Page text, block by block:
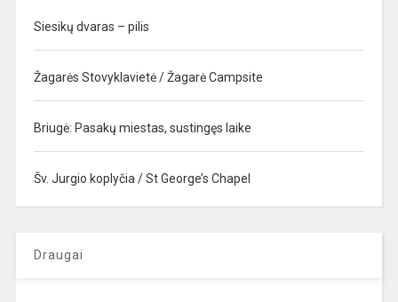
Siesikų dvaras – pilis
Žagarės Stovyklavietė / Žagarė Campsite
Briugė: Pasakų miestas, sustingęs laike
Šv. Jurgio koplyčia / St George’s Chapel
Draugai